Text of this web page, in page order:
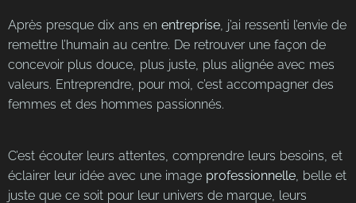
Après presque dix ans en entreprise, j’ai ressenti l’envie de
remettre l’humain au centre. De retrouver une façon de
concevoir plus douce, plus juste, plus alignée avec mes
valeurs. Entreprendre, pour moi, c’est accompagner des
femmes et des hommes passionnés.
C’est écouter leurs attentes, comprendre leurs besoins, et
éclairer leur idée avec une image professionnelle, belle et
juste que ce soit pour leur univers de marque, leurs